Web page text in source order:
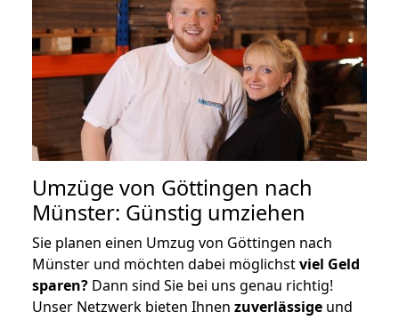
Umzüge von Göttingen nach
Münster: Günstig umziehen
Sie planen einen Umzug von Göttingen nach
Münster und möchten dabei möglichstviel Geld
sparen? Dann sind Sie bei uns genau richtig!
Unser Netzwerk bieten Ihnen zuverlässige und